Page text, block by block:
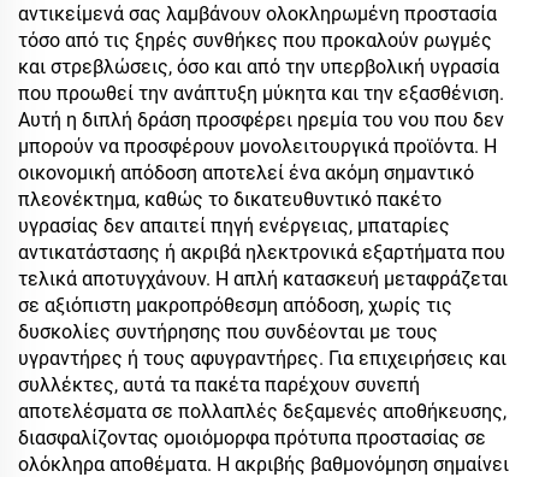
αντικείμενά σας λαμβάνουν ολοκληρωμένη προστασία
τόσο από τις ξηρές συνθήκες που προκαλούν ρωγμές
και στρεβλώσεις, όσο και από την υπερβολική υγρασία
που προωθεί την ανάπτυξη μύκητα και την εξασθένιση.
Αυτή η διπλή δράση προσφέρει ηρεμία του νου που δεν
μπορούν να προσφέρουν μονολειτουργικά προϊόντα. Η
οικονομική απόδοση αποτελεί ένα ακόμη σημαντικό
πλεονέκτημα, καθώς το δικατευθυντικό πακέτο
υγρασίας δεν απαιτεί πηγή ενέργειας, μπαταρίες
αντικατάστασης ή ακριβά ηλεκτρονικά εξαρτήματα που
τελικά αποτυγχάνουν. Η απλή κατασκευή μεταφράζεται
σε αξιόπιστη μακροπρόθεσμη απόδοση, χωρίς τις
δυσκολίες συντήρησης που συνδέονται με τους
υγραντήρες ή τους αφυγραντήρες. Για επιχειρήσεις και
συλλέκτες, αυτά τα πακέτα παρέχουν συνεπή
αποτελέσματα σε πολλαπλές δεξαμενές αποθήκευσης,
διασφαλίζοντας ομοιόμορφα πρότυπα προστασίας σε
ολόκληρα αποθέματα. Η ακριβής βαθμονόμηση σημαίνει